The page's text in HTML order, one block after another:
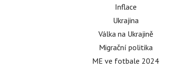
Inflace
Ukrajina
Válka na Ukrajině
Migrační politika
ME ve fotbale 2024